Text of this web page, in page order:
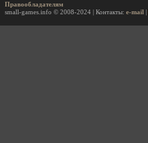
Правообладателям
small-games.info © 2008-2024 | Контакты: e-mail